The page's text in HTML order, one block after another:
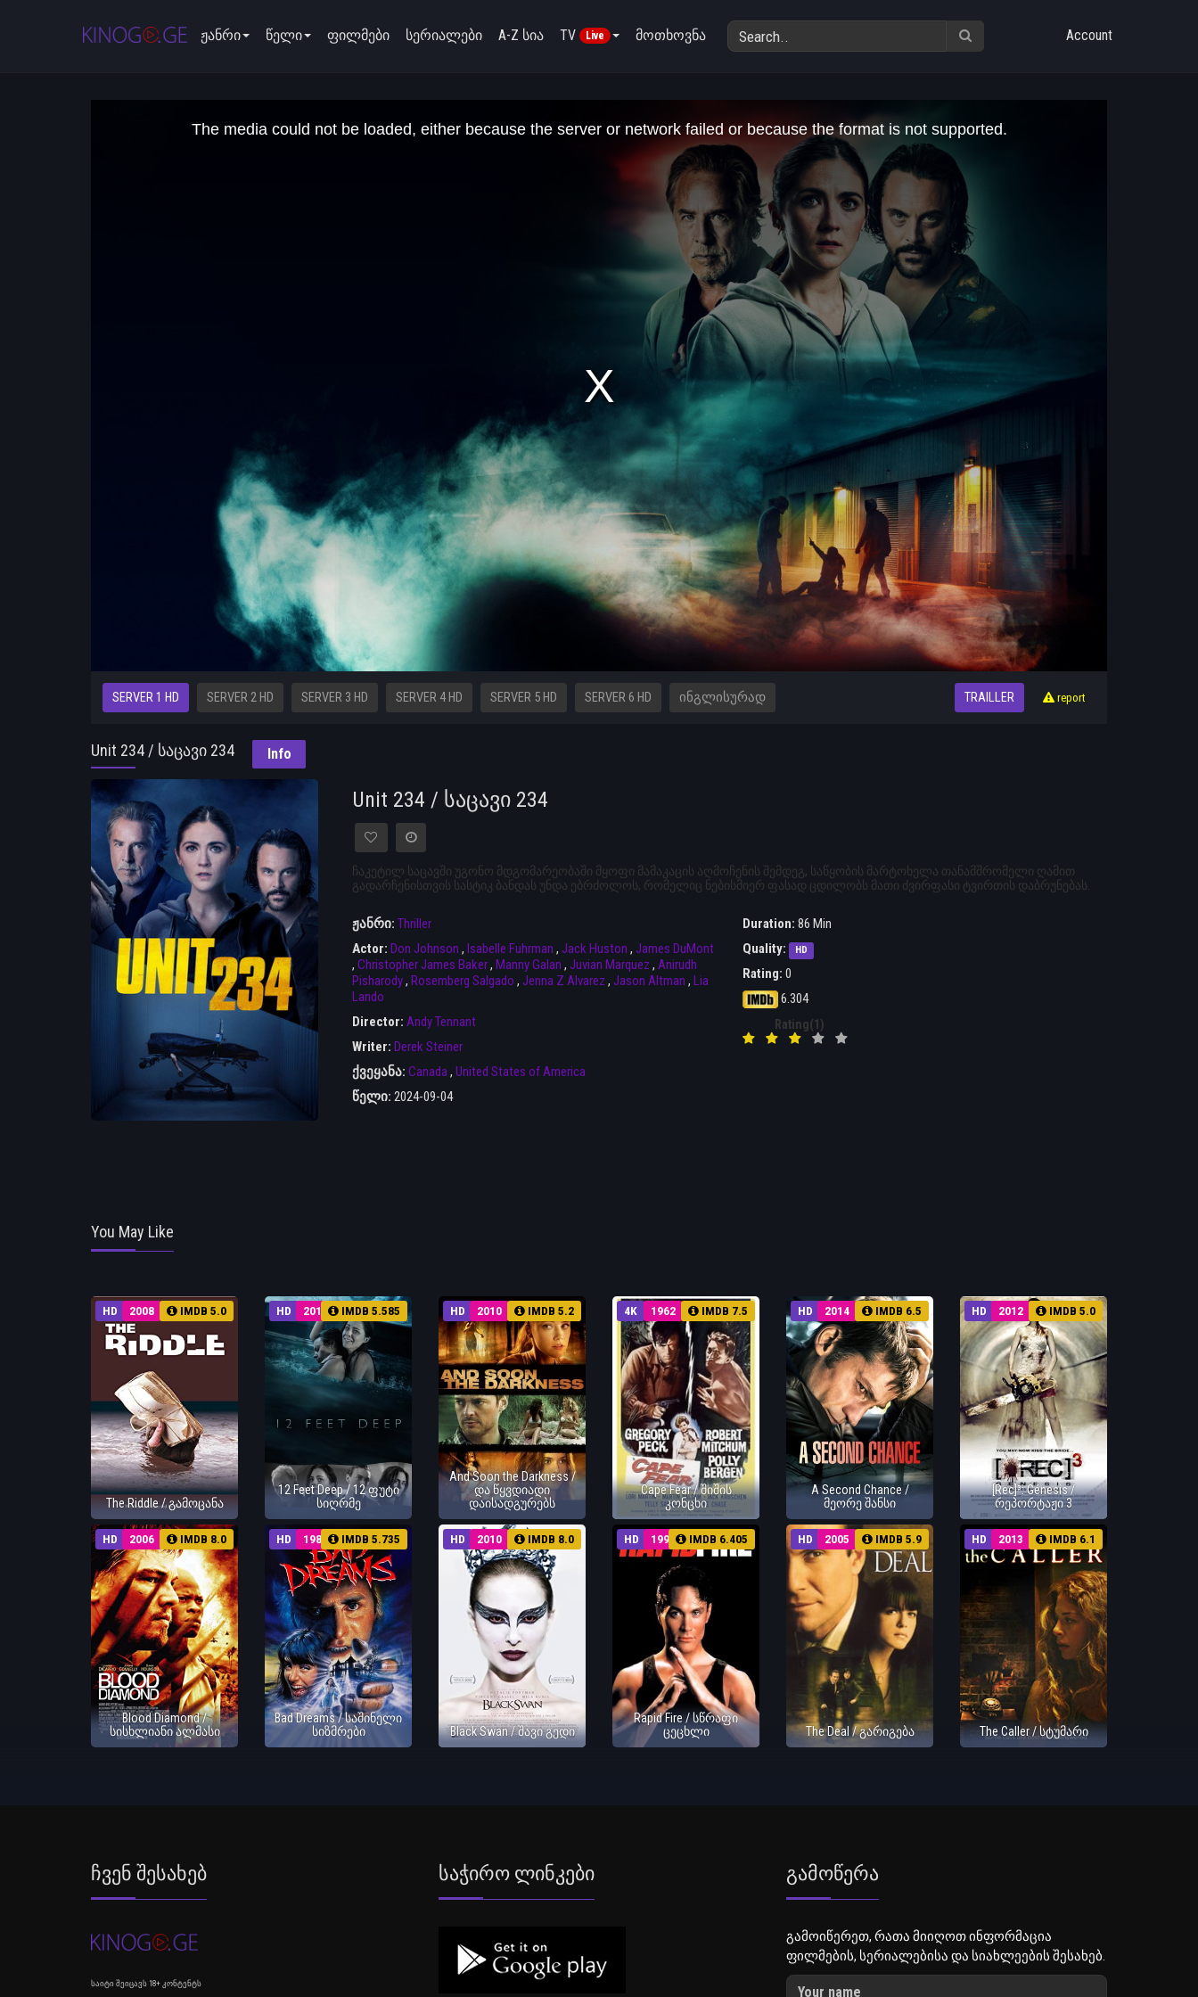
ჟანრი წელი ფილმები სერიალები A-Z სია TV Live მოთხოვნა Account
The media could not be loaded, either because the server or network failed or because the format is not supported.
SERVER 1 HD SERVER 2 HD SERVER 3 HD SERVER 4 HD SERVER 5 HD SERVER 6 HD ᲘᲜᲒᲚᲘᲡᲣᲠᲐᲓ TRAILLER report
Unit 234 / საცავი 234 Info
Unit 234 / საცავი 234
ჩაკეტილ საცავში უგონო მდგომარეობაში მყოფი მამაკაცის აღმოჩენის შემდეგ, საწყობის მარტოხელა თანამშრომელი ღამით
გადარჩენისთვის სასტიკ ბანდას უნდა ებრძოლოს, რომელიც ნებისმიერ ფასად ცდილობს მათი ძვირფასი ტვირთის დაბრუნებას.
ჟანრი: Thriller
Actor: Don Johnson , Isabelle Fuhrman , Jack Huston , James DuMont
, Christopher James Baker, Manny Galan , Juvian Marquez , Anirudh
Pisharody, Rosemberg Salgado , Jenna Z Alvarez , Jason Altman , Lia
Lando
Director: Andy Tennant
Writer: Derek Steiner
ქვეყანა: Canada, United States of America
წელი: 2024-09-04
Duration: 86 Min
Quality:
HD
Rating: 0
6.304
Rating(1)
You May Like
HD 2008 IMDB 5.0
The Riddle / გამოცანა
HD 2017 IMDB 5.585
12 Feet Deep / 12 ფუტი
სიღრმე
HD 2010 IMDB 5.2
And Soon the Darkness /
და წყვდიადი
დაისადგურებს
4K 1962 IMDB 7.5
Cape Fear / შიშის
კონცხი
HD 2014 IMDB 6.5
A Second Chance /
მეორე შანსი
HD 2012 IMDB 5.0
[Rec]³: Génesis /
რეპორტაჟი 3
HD 2006 IMDB 8.0
Blood Diamond /
სისხლიანი ალმასი
HD 1988 IMDB 5.735
Bad Dreams / საშინელი
სიზმრები
HD 2010 IMDB 8.0
Black Swan / შავი გედი
HD 1992 IMDB 6.405
Rapid Fire / სწრაფი
ცეცხლი
HD 2005 IMDB 5.9
The Deal / გარიგება
HD 2013 IMDB 6.1
The Caller / სტუმარი
Ჩვენ Შესახებ
საიტი შეიცავს 18+ კონტენტს
Საჭირო Ლინკები Გამოწერა
გამოიწერეთ, რათა მიიღოთ ინფორმაცია
ფილმების, სერიალებისა და სიახლეების შესახებ.